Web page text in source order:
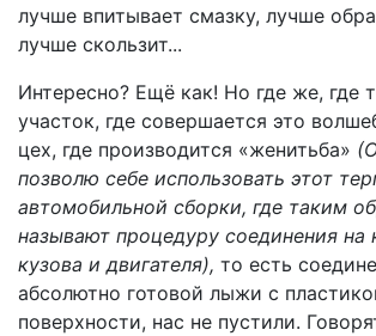
лучше впитывает смазку, лучше
лучше скользит...
Интересно? Ещё как! Но где же, где
участок, где совершается это
цех, где производится «женитьба»
позволю себе использовать этот
автомобильной сборки, где таким
называют процедуру соединения на
кузова и двигателя), то есть
абсолютно готовой лыжи с
поверхности, нас не пустили.